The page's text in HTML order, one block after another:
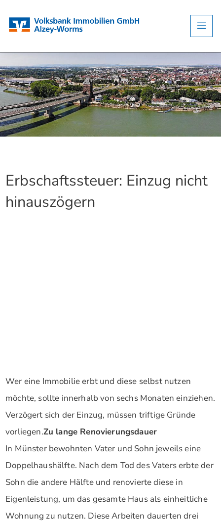
Erbschaftssteuer: Einzug nicht
hinauszögern
Wer eine Immobilie erbt und diese selbst nutzen
möchte, sollte innerhalb von sechs Monaten einziehen.
Verzögert sich der Einzug, müssen triftige Gründe
vorliegen.Zu lange Renovierungsdauer
In Münster bewohnten Vater und Sohn jeweils eine
Doppelhaushälfte. Nach dem Tod des Vaters erbte der
Sohn die andere Hälfte und renovierte diese in
Eigenleistung, um das gesamte Haus als einheitliche
Wohnung zu nutzen. Diese Arbeiten dauerten drei